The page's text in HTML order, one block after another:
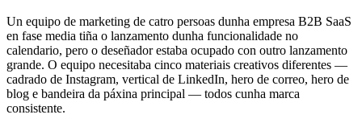
Un equipo de marketing de catro persoas dunha empresa B2B SaaS
en fase media tiña o lanzamento dunha funcionalidade no
calendario, pero o deseñador estaba ocupado con outro lanzamento
grande. O equipo necesitaba cinco materiais creativos diferentes —
cadrado de Instagram, vertical de LinkedIn, hero de correo, hero de
blog e bandeira da páxina principal — todos cunha marca
consistente.